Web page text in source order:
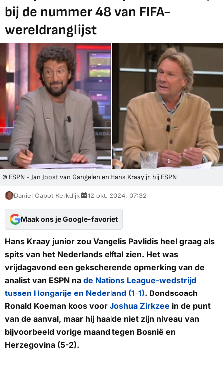
bij de nummer 48 van FIFA-
wereldranglijst
© ESPN - Jan Joost van Gangelen en Hans Kraay jr. bij ESPN
Daniel Cabot Kerkdijk 12 okt. 2024, 07:32
Maak ons je Google-favoriet
Hans Kraay junior zou Vangelis Pavlidis heel graag als
spits van het Nederlands elftal zien. Het was
vrijdagavond een gekscherende opmerking van de
analist van ESPN na de Nations League-wedstrijd
tussen Hongarije en Nederland (1-1). Bondscoach
Ronald Koeman koos voor Joshua Zirkzee in de punt
van de aanval, maar hij haalde niet zijn niveau van
bijvoorbeeld vorige maand tegen Bosnië en
Herzegovina (5-2).